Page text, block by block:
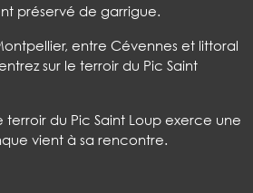
préservé de garrigue.
entre Cévennes et littoral
sur le terroir du Pic Saint
du Pic Saint Loup exerce une
vient à sa rencontre.